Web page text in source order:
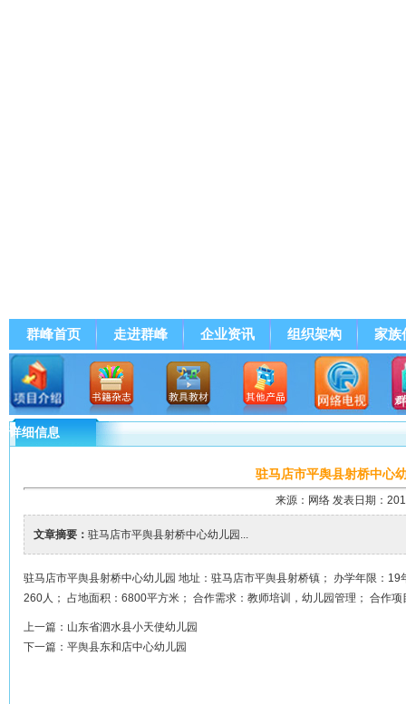
群峰首页 走进群峰 企业资讯 组织架构 家族
群峰直播
详细信息
驻马店市平舆县射桥中心
来源：网络 发表日期：
文章摘要： 驻马店市平舆县射桥中心幼儿园...
驻马店市平舆县射桥中心幼儿园 地址：驻马店市平舆县射桥镇； 办学年限：
260人； 占地面积：6800平方米； 合作需求：教师培训，幼儿园管理； 合作项
上一篇： 山东省泗水县小天使幼儿园
下一篇： 平舆县东和店中心幼儿园